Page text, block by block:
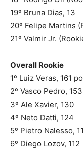
19º Bruna Dias, 13
20º Felipe Martins
21º Valmir Jr.
Overall Rookie
1º Luiz Veras, 161
2º Vasco Pedro, 153
3º Ale Xavier, 130
4º Neto Datti, 124
5º Pietro Nalesso,
6º Diego Lozov, 112